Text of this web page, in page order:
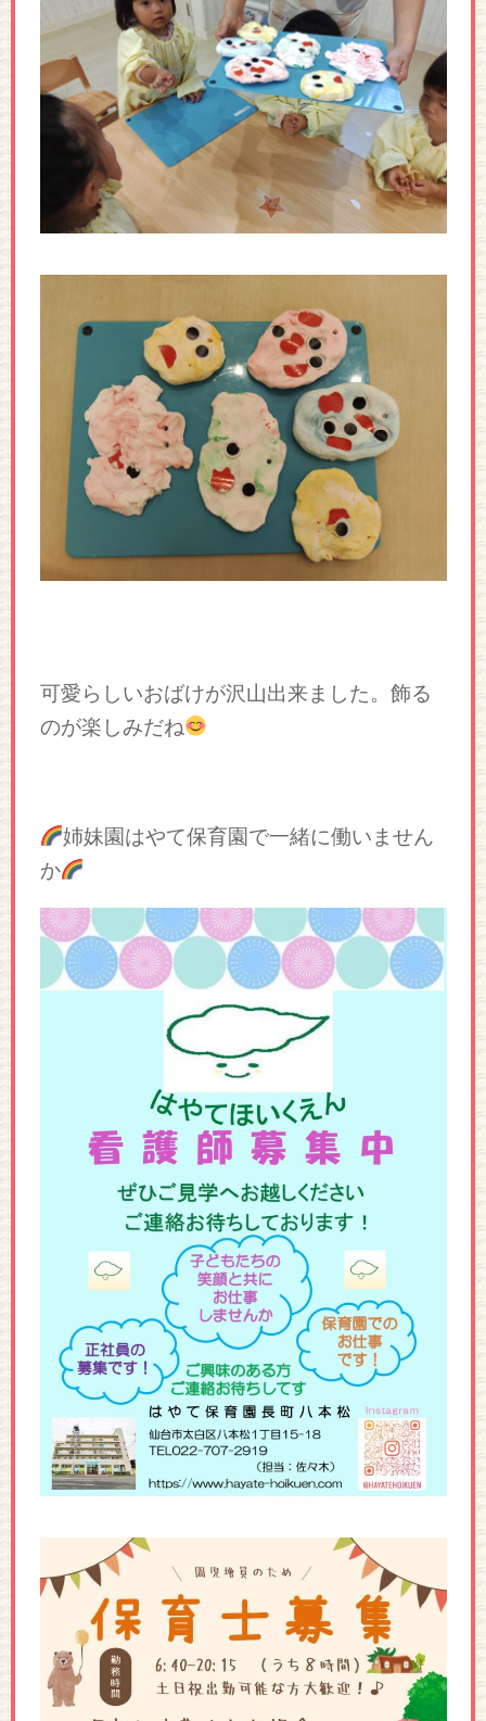
可愛らしいおばけが沢山出来ました。飾る
のが楽しみだね
姉妹園はやて保育園で一緒に働いません
か